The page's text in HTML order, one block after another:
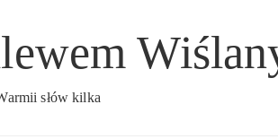
słów kilka